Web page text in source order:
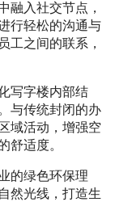
融入社交节点，
行轻松的沟通与
工之间的联系，
写字楼内部结
与传统封闭的办
域活动，增强空
舒适度。
的绿色环保理
然光线，打造生